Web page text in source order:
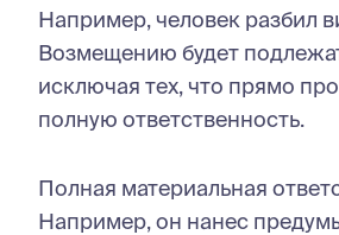
Например, человек разбил
Возмещению будет
исключая тех, что прямо
полную ответственность.
Полная материальная
Например, он нанес